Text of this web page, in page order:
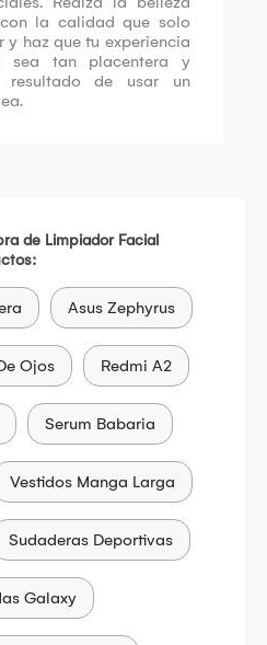
la calidad que solo
y haz que tu experiencia
sea tan placentera y
de usar un
de Limpiador Facial
Asus Zephyrus
Ojos Redmi A2
Serum Babaria
Vestidos Manga Larga
Sudaderas Deportivas
Galaxy